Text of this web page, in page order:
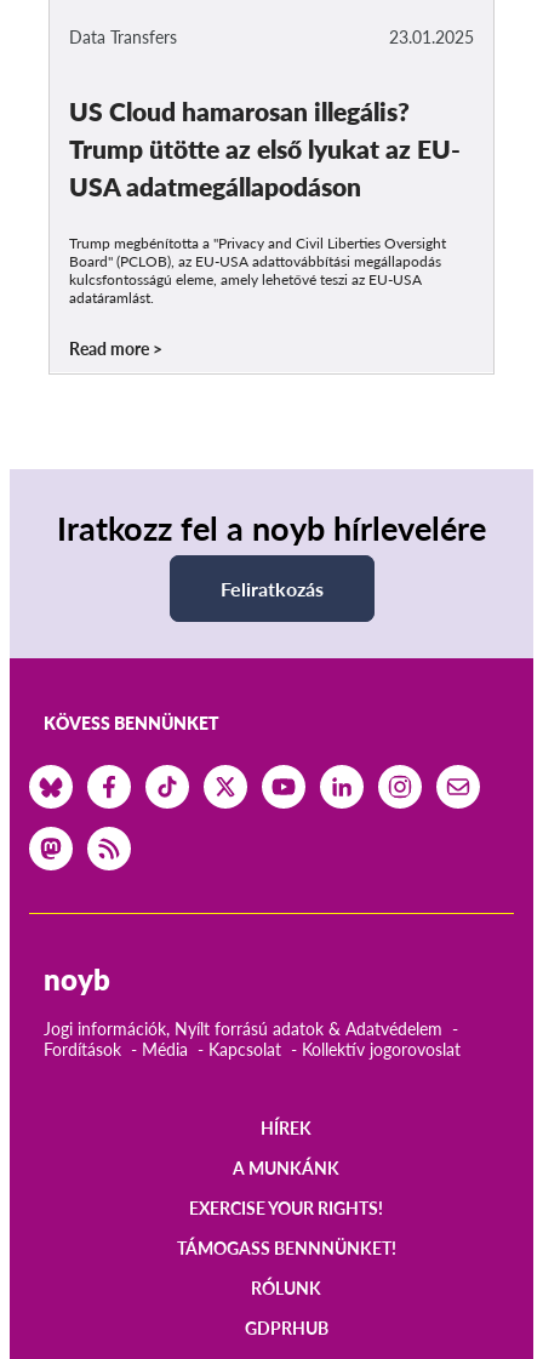
23.01.2025
Data Transfers
US Cloud hamarosan illegális?
Trump ütötte az első lyukat az EU-
USA adatmegállapodáson
Trump megbénította a "Privacy and Civil Liberties Oversight
Board" (PCLOB), az EU-USA adattovábbítási megállapodás
kulcsfontosságú eleme, amely lehetővé teszi az EU-USA
adatáramlást.
Read more
Iratkozz fel a noyb hírlevelére
Feliratkozás
KÖVESS BENNÜNKET
noyb
Jogi információk, Nyílt forrású adatok & Adatvédelem
Fordítások
Média Kapcsolat Kollektív jogorovoslat
HÍREK
A MUNKÁNK
EXERCISE YOUR RIGHTS!
TÁMOGASS BENNNÜNKET!
RÓLUNK
GDPRHUB